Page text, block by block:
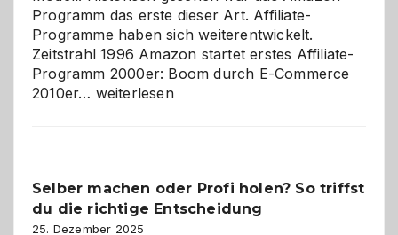
Programm das erste dieser Art. Affiliate-
Programme haben sich weiterentwickelt.
Zeitstrahl 1996 Amazon startet erstes Affiliate-
Programm 2000er: Boom durch E-Commerce
2010er… Affiliate-
Herausforderungen
und
Zukunft
weiterlesen
Selber machen oder Profi holen? So triffst
du die richtige Entscheidung
25. Dezember 2025